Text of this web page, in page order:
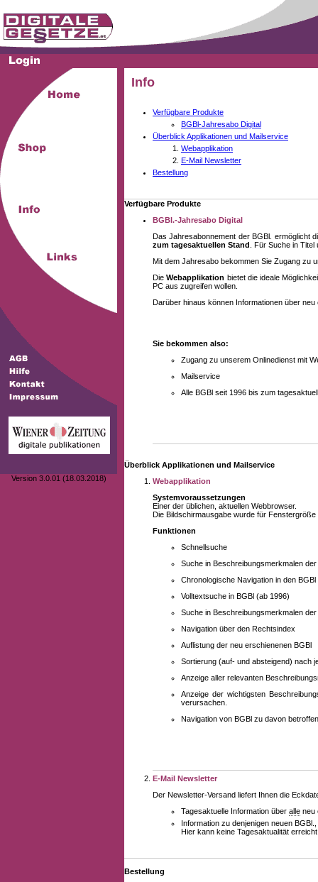
Version 3.0.01 (18.03.2018)
Info
Verfügbare Produkte
BGBl-Jahresabo Digital
Überblick Applikationen und Mailservice
Webapplikation
E-Mail Newsletter
Bestellung
Verfügbare Produkte
BGBl.-Jahresabo Digital
Das Jahresabonnement der BGBl. ermöglicht
zum tagesaktuellen Stand . Für Suche in
Mit dem Jahresabo bekommen Sie Zugang zu
DieWebapplikation bietet die ideale
PC aus zugreifen wollen.
Darüber hinaus können Informationen über
Sie bekommen also:
Zugang zu unserem Onlinedienst mit
Mailservice
Alle BGBl seit 1996 bis zum
Überblick Applikationen und Mailservice
Webapplikation
Systemvoraussetzungen
Einer der üblichen, aktuellen Webbrowser.
Die Bildschirmausgabe wurde für
Funktionen
Schnellsuche
Suche in Beschreibungsmerkmalen
Chronologische Navigation in den BGBl
Volltextsuche in BGBl (ab 1996)
Suche in Beschreibungsmerkmalen
Navigation über den Rechtsindex
Auflistung der neu erschienenen BGBl
Sortierung (auf- und absteigend) nach
Anzeige aller relevanten
Anzeige der wichtigsten
verursachen.
Navigation von BGBl zu davon
E-Mail Newsletter
Der Newsletter-Versand liefert Ihnen die
Tagesaktuelle Information über alle neu
Information zu denjenigen neuen
Hier kann keine Tagesaktualität
Bestellung